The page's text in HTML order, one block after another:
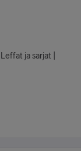
ja sarjat |